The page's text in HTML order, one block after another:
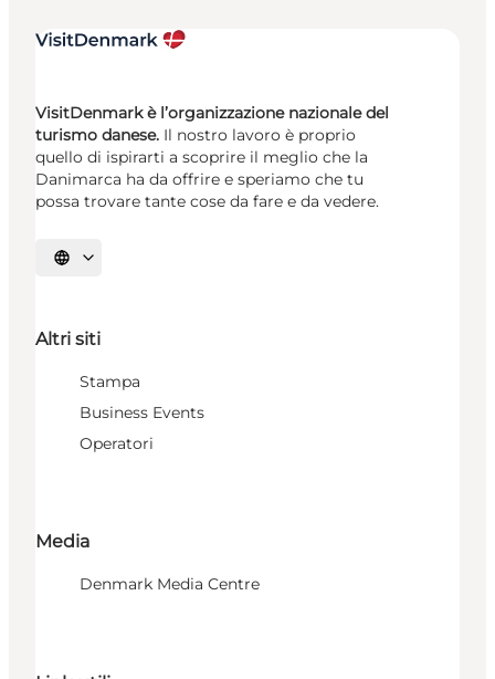
VisitDenmark è l’organizzazione nazionale del
turismo danese. Il nostro lavoro è proprio
quello di ispirarti a scoprire il meglio che la
Danimarca ha da offrire e speriamo che tu
possa trovare tante cose da fare e da vedere.
Seleziona la lingua
Altri siti
Stampa
Business Events
Operatori
Media
Denmark Media Centre